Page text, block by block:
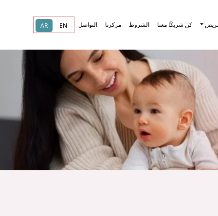
كن شريكًا معنا الشروط مركزنا التواصل EN
AR